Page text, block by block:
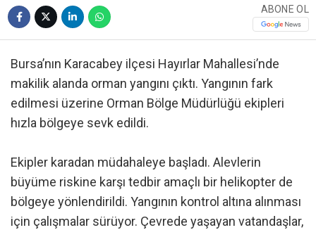
ABONE OL
Bursa’nın Karacabey ilçesi Hayırlar Mahallesi’nde
makilik alanda orman yangını çıktı. Yangının fark
edilmesi üzerine Orman Bölge Müdürlüğü ekipleri
hızla bölgeye sevk edildi.
Ekipler karadan müdahaleye başladı. Alevlerin
büyüme riskine karşı tedbir amaçlı bir helikopter de
bölgeye yönlendirildi. Yangının kontrol altına alınması
için çalışmalar sürüyor. Çevrede yaşayan vatandaşlar,